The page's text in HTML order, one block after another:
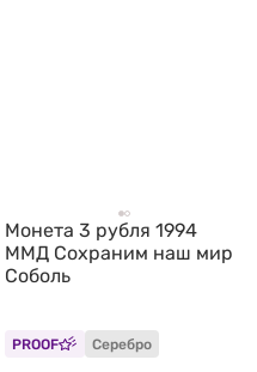
Монета 3 рубля 1994
ММД Сохраним наш мир
Соболь
PROOF Серебро